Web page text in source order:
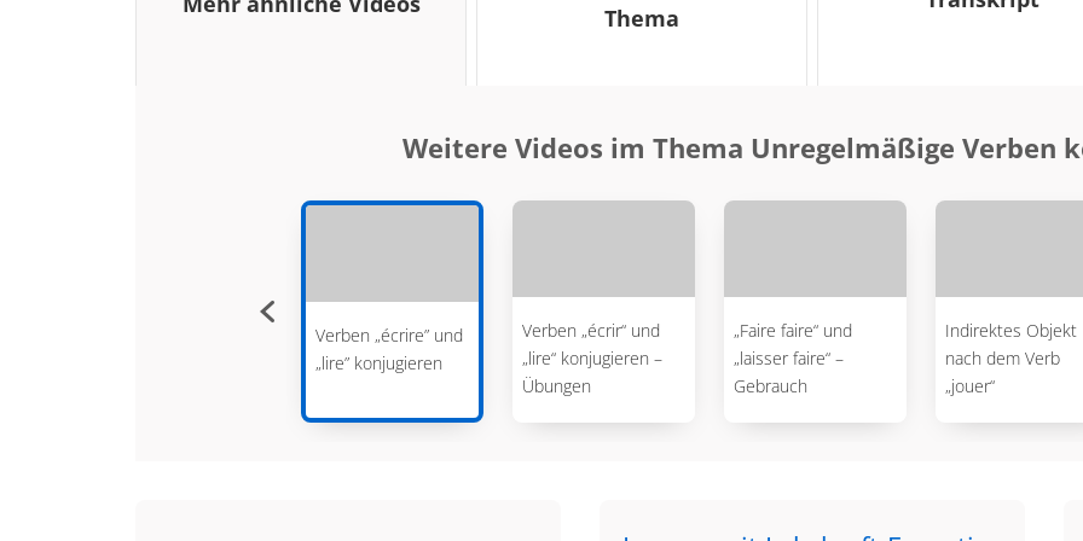
Thema
Weitere Videos im Thema Unregelmäßige Verben
Verben „écrire” und
„lire” konjugieren
Verben „écrir“ und
„lire“ konjugieren –
Übungen
„Faire faire“ und
„laisser faire“ –
Gebrauch
Indirektes Objekt
nach dem Verb
„jouer“